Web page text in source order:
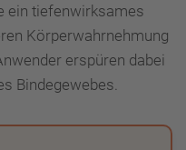
ein tiefenwirksames
Körperwahrnehmung
erspüren dabei
Bindegewebes.